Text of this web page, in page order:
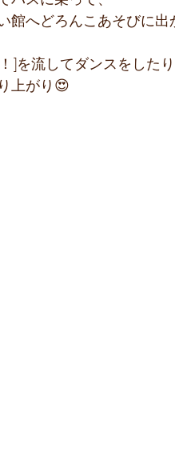
館へどろんこあそびに出
]を流してダンスをしたり
上がり😍